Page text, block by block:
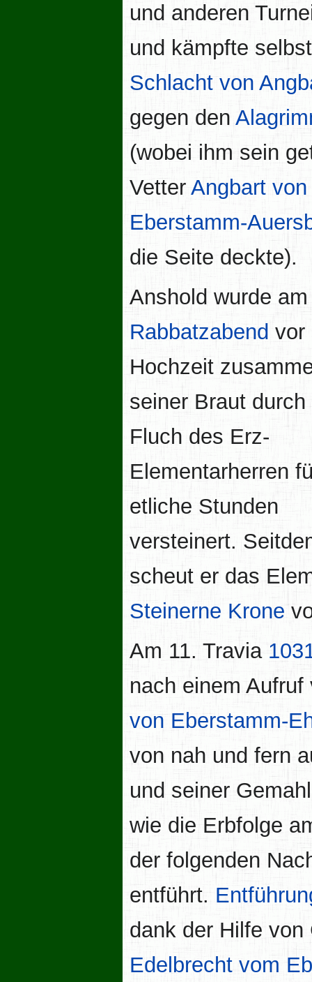
und anderen
und kämpfte
Schlacht von
gegen den
(wobei ihm sein
Vetter Angbart von
Eberstamm-
die Seite deckte).
Anshold wurde am
Rabbatzabend vor
Hochzeit
seiner Braut durch
Fluch des Erz-
Elementarherren
etliche Stunden
versteinert.
scheut er das
Steinerne Krone
Am 11. Travia
nach einem
von Eberstamm-
von nah und fern
und seiner
wie die Erbfolge
der folgenden
entführt.
dank der Hilfe von
Edelbrecht vom